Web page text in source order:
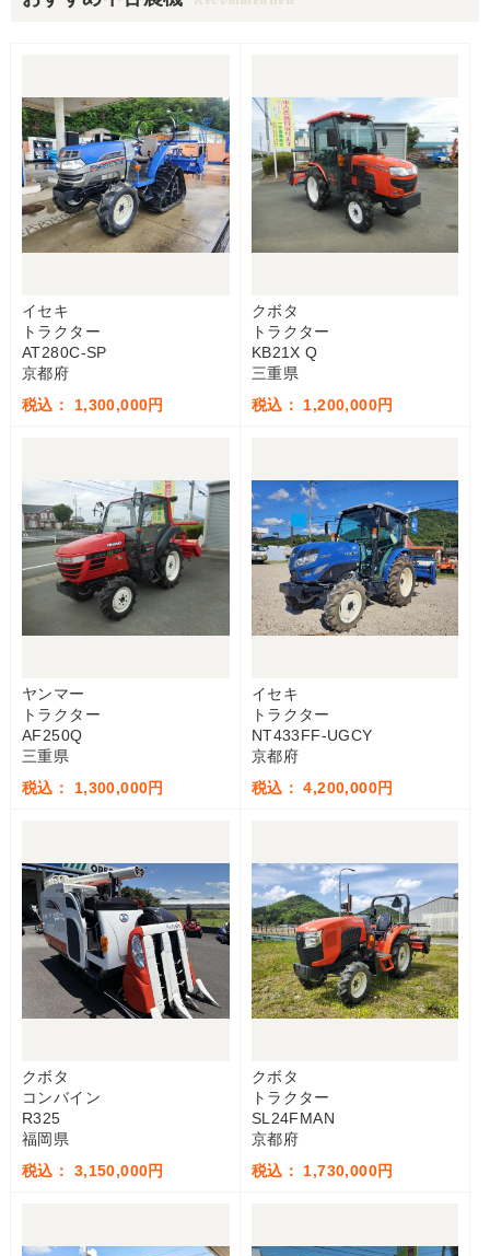
イセキ
トラクター
AT280C-SP
京都府
税込： 1,300,000円
クボタ
トラクター
KB21X Q
三重県
税込： 1,200,000円
ヤンマー
トラクター
AF250Q
三重県
税込： 1,300,000円
イセキ
トラクター
NT433FF-UGCY
京都府
税込： 4,200,000円
クボタ
コンバイン
R325
福岡県
税込： 3,150,000円
クボタ
トラクター
SL24FMAN
京都府
税込： 1,730,000円